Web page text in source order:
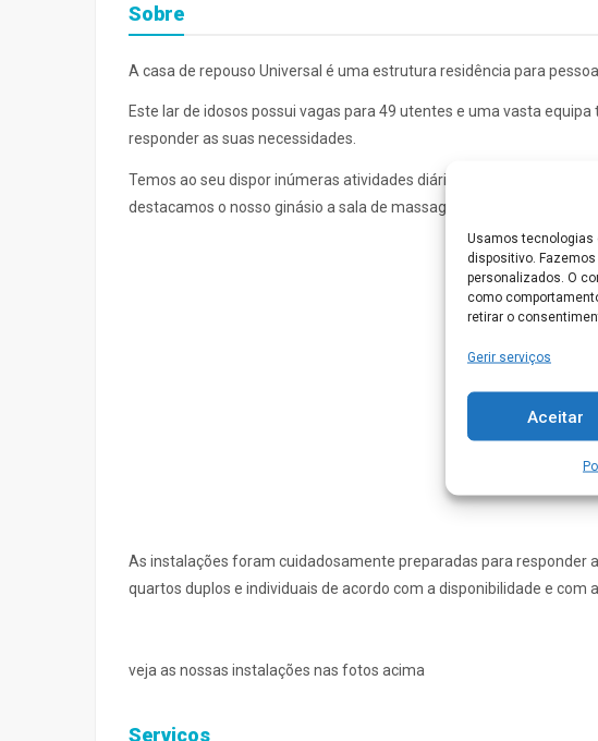
Usamos tecnologias
dispositivo.
personalizados. O
como
retirar o
Gerir serviços
Aceitar
Sobre
A casa de repouso Universal é uma estrutura residência para
Este lar de idosos possui vagas para 49 utentes e uma vasta
responder as suas necessidades.
Temos ao seu dispor inúmeras atividades diárias que lhe vai permitir
destacamos o nosso ginásio a sala de massagens e outras
As instalações foram cuidadosamente preparadas para responder
quartos duplos e individuais de acordo com a disponibilidade e com
veja as nossas instalações nas fotos acima
Serviços